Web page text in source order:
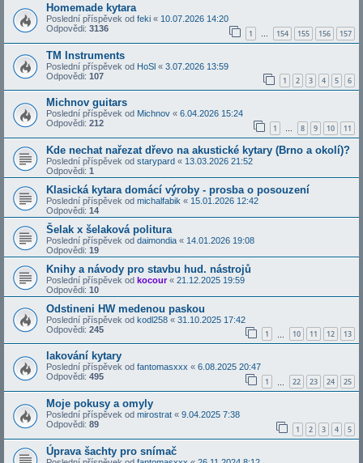
Homemade kytara
Poslední příspěvek od feki « 10.07.2026 14:20
Odpovědi: 3136 1 … 154 155 156 157
TM Instruments
Poslední příspěvek od HoSl « 3.07.2026 13:59
Odpovědi: 107 1 2 3 4 5 6
Michnov guitars
Poslední příspěvek od Michnov « 6.04.2026 15:24
Odpovědi: 212 1 … 8 9 10 11
Kde nechat nařezat dřevo na akustické kytary (Brno a okolí)?
Poslední příspěvek od starypard « 13.03.2026 21:52
Odpovědi: 1
Klasická kytara domácí výroby - prosba o posouzení
Poslední příspěvek od michalfabik « 15.01.2026 12:42
Odpovědi: 14
Šelak x šelaková politura
Poslední příspěvek od daimondia « 14.01.2026 19:08
Odpovědi: 19
Knihy a návody pro stavbu hud. nástrojů
Poslední příspěvek od kocour« 21.12.2025 19:59
Odpovědi: 10
Odstineni HW medenou paskou
Poslední příspěvek od kodl258 « 31.10.2025 17:42
Odpovědi: 245 1 10 11 12 13
lakování kytary
Poslední příspěvek od fantomasxxx « 6.08.2025 20:47
Odpovědi: 495 1 22 23 24 25
Moje pokusy a omyly
Poslední příspěvek od mirostrat « 9.04.2025 7:38
Odpovědi: 89 1 2 3 4 5
Úprava šachty pro snímač